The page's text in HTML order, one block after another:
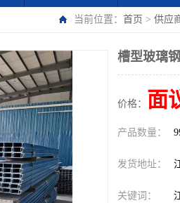
当前位置： 首页 > 供应
槽型玻璃
价格： 面
产品数量：
发货地址：
关键词：